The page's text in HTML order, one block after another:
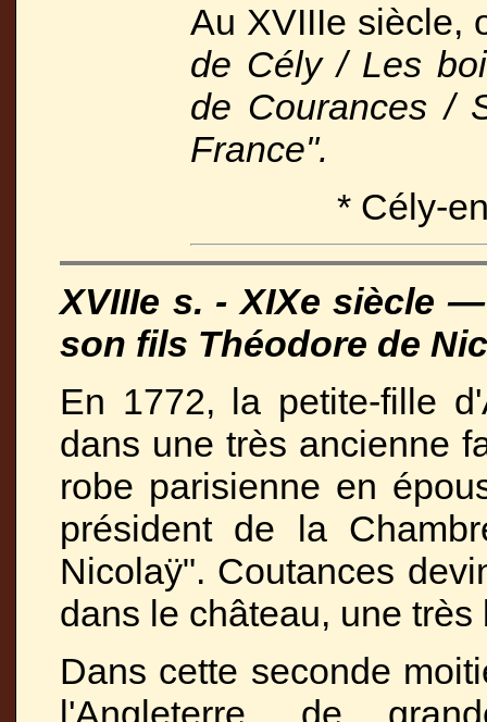
Au XVIIIe siècle,
de Cély / Les
de Courances /
France".
* Cély-
XVIIIe s. - XIXe siècle
son fils Théodore de
En 1772, la petite-fille
dans une très ancienne
robe parisienne en
président de la
Nicolaÿ". Coutances
dans le château, une
Dans cette seconde
l'Angleterre, de